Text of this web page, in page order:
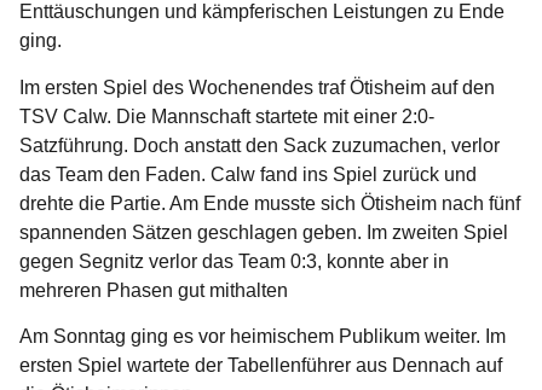
Enttäuschungen und kämpferischen Leistungen zu Ende
ging.
Im ersten Spiel des Wochenendes traf Ötisheim auf den
TSV Calw. Die Mannschaft startete mit einer 2:0-
Satzführung. Doch anstatt den Sack zuzumachen, verlor
das Team den Faden. Calw fand ins Spiel zurück und
drehte die Partie. Am Ende musste sich Ötisheim nach fünf
spannenden Sätzen geschlagen geben. Im zweiten Spiel
gegen Segnitz verlor das Team 0:3, konnte aber in
mehreren Phasen gut mithalten
Am Sonntag ging es vor heimischem Publikum weiter. Im
ersten Spiel wartete der Tabellenführer aus Dennach auf